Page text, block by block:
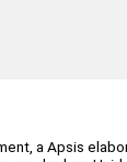
a Apsis